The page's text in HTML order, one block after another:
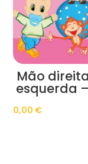
Mão
esquerda
0,00 €